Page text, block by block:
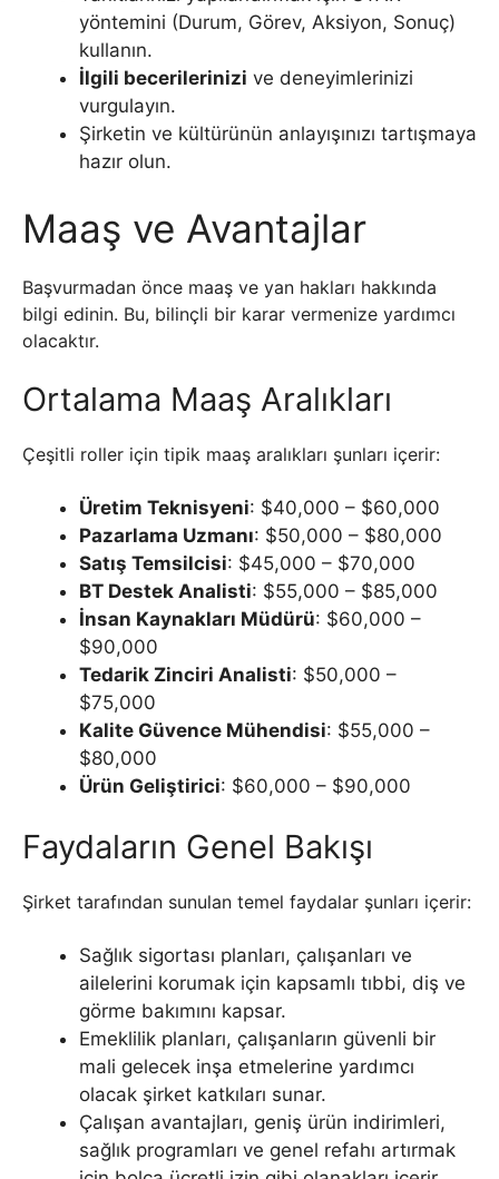
yöntemini (Durum, Görev, Aksiyon, Sonuç)
kullanın.
İlgili becerilerinizi ve deneyimlerinizi
vurgulayın.
Şirketin ve kültürünün anlayışınızı tartışmaya
hazır olun.
Maaş ve Avantajlar
Başvurmadan önce maaş ve yan hakları hakkında
bilgi edinin. Bu, bilinçli bir karar vermenize yardımcı
olacaktır.
Ortalama Maaş Aralıkları
Çeşitli roller için tipik maaş aralıkları şunları içerir:
Üretim Teknisyeni: $40,000 – $60,000
Pazarlama Uzmanı: $50,000 – $80,000
Satış Temsilcisi: $45,000 – $70,000
BT Destek Analisti: $55,000 – $85,000
İnsan Kaynakları Müdürü: $60,000 –
$90,000
Tedarik Zinciri Analisti: $50,000 –
$75,000
Kalite Güvence Mühendisi: $55,000 –
$80,000
Ürün Geliştirici: $60,000 – $90,000
Faydaların Genel Bakışı
Şirket tarafından sunulan temel faydalar şunları içerir:
Sağlık sigortası planları, çalışanları ve
ailelerini korumak için kapsamlı tıbbi, diş ve
görme bakımını kapsar.
Emeklilik planları, çalışanların güvenli bir
mali gelecek inşa etmelerine yardımcı
olacak şirket katkıları sunar.
Çalışan avantajları, geniş ürün indirimleri,
sağlık programları ve genel refahı artırmak